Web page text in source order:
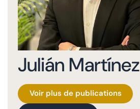
Julián Martínez
Voir plus de publications